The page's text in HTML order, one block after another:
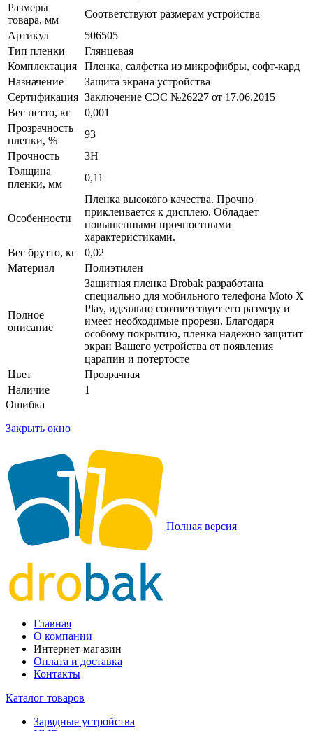
Размеры
товара, мм
Соответствуют размерам устройства
Артикул
506505
Тип пленки
Глянцевая
Комплектация
Пленка, салфетка из микрофибры, софт-кард
Назначение
Защита экрана устройства
Сертификация Заключение СЭС №26227 от 17.06.2015
Вес нетто, кг
0,001
Прозрачность
пленки, %
93
Прочность
3H
Толщина
пленки, мм
0,11
Особенности
Пленка высокого качества. Прочно
приклеивается к дисплею. Обладает
повышенными прочностными
характеристиками.
Вес брутто, кг
0,02
Материал
Полиэтилен
Полное
описание
Защитная пленка Drobak разработана
специально для мобильного телефона Moto X
Play, идеально соответствует его размеру и
имеет необходимые прорези. Благодаря
особому покрытию, пленка надежно защитит
экран Вашего устройства от появления
царапин и потертосте
Цвет
Прозрачная
Наличие
1
Ошибка
Закрыть окно
Полная версия
Главная
О компании
Интернет-магазин
Оплата и доставка
Контакты
Каталог товаров
Зарядные устройства